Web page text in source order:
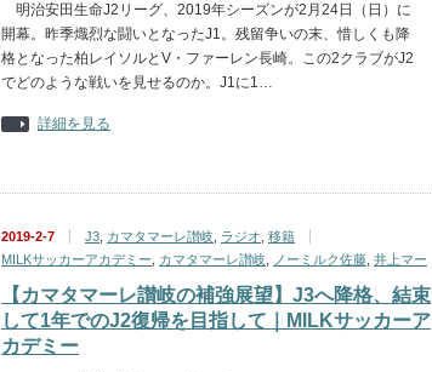
明治安田生命J2リーグ、2019年シーズンが2月24日（日）に
開幕。昨季熾烈な闘いとなったJ1。残留争いの末、惜しくも降
格となった柏レイソルとV・ファーレン長崎。この2クラブがJ2
でどのような戦いを見せるのか。J1に1…
詳細を見る
2019-2-7 J3 カマタマーレ讃岐 ラジオ 移籍
MILKサッカーアカデミー
カマタマーレ讃岐 ノーミルク佐藤 井上マー
【カマタマーレ讃岐の補強展望】J3へ降格、結束
して1年でのJ2復帰を目指して｜MILKサッカーア
カデミー